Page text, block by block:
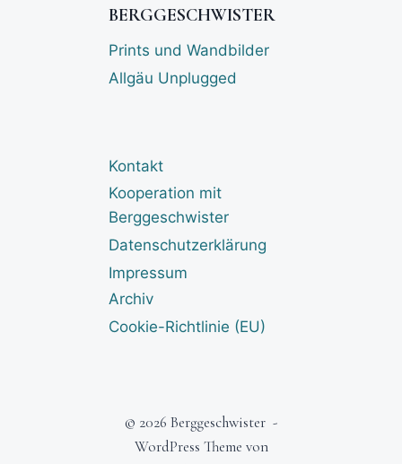
BERGGESCHWISTER
Prints und Wandbilder
Allgäu Unplugged
Kontakt
Kooperation mit
Berggeschwister
Datenschutzerklärung
Impressum
Archiv
Cookie-Richtlinie (EU)
© 2026 Berggeschwister -
WordPress Theme von